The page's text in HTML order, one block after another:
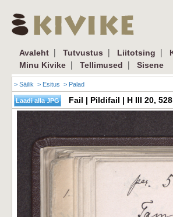
Avaleht | Tutvustus | Liitotsing |
Minu Kivike | Tellimused | Sisene
> Säilik > Esitus > Palad
Fail | Pildifail | H III 20,